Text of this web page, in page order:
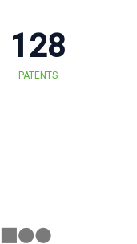
128
PATENTS